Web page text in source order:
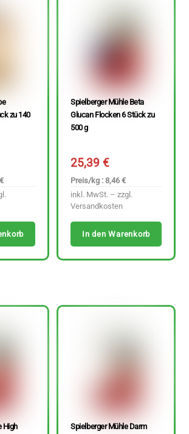
zu 140
Spielberger Mühle Beta
Glucan Flocken 6 Stück zu
500 g
25,39€
Preis/kg : 8,46 €
inkl. MwSt. – zzgl.
Versandkosten
In den Warenkorb
High
Spielberger Mühle Darm